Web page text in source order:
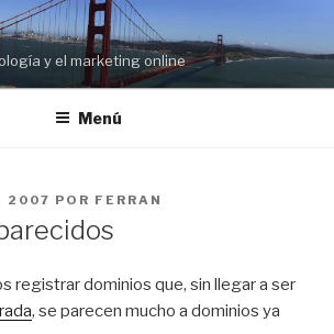
y el marketing online
Menú
2007 POR FERRAN
registrar dominios que, sin llegar a ser
, se parecen mucho a dominios ya